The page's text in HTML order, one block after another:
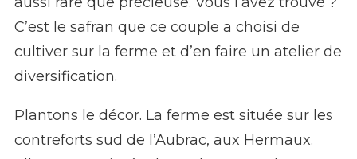
C’est le safran que ce couple a choisi de
cultiver sur la ferme et d’en faire un atelier de
diversification.
Plantons le décor. La ferme est située sur les
contreforts sud de l’Aubrac, aux Hermaux.